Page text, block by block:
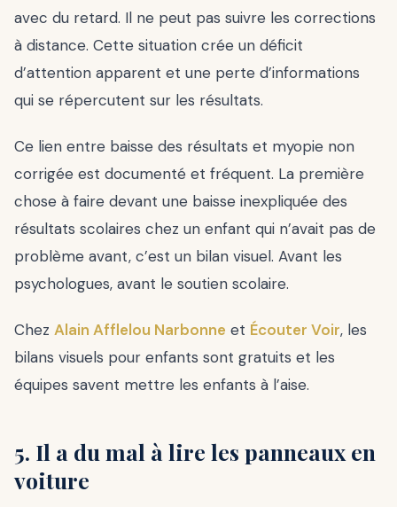
avec du retard. Il ne peut pas suivre les corrections
à distance. Cette situation crée un déficit
d’attention apparent et une perte d’informations
qui se répercutent sur les résultats.
Ce lien entre baisse des résultats et myopie non
corrigée est documenté et fréquent. La première
chose à faire devant une baisse inexpliquée des
résultats scolaires chez un enfant qui n’avait pas de
problème avant, c’est un bilan visuel. Avant les
psychologues, avant le soutien scolaire.
Chez Alain Afflelou Narbonne et Écouter Voir, les
bilans visuels pour enfants sont gratuits et les
équipes savent mettre les enfants à l’aise.
5. Il a du mal à lire les panneaux en
voiture